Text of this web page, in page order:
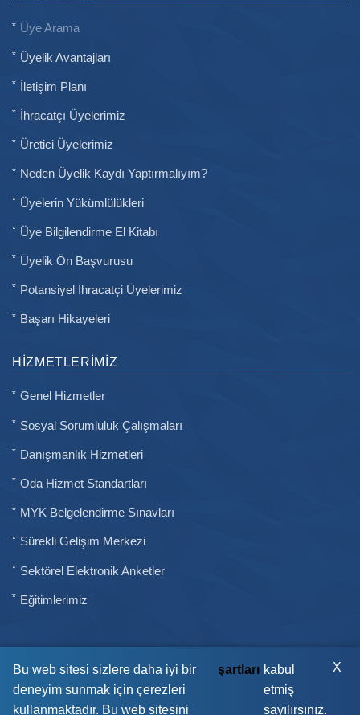
Bu web sitesi sizlere daha iyi bir
deneyim sunmak için çerezleri
kullanmaktadır. Bu web sitesini
şartları kabul
etmiş
sayılırsınız.
X
Üye Arama
Üyelik Avantajları
İletişim Planı
İhracatçı Üyelerimiz
Üretici Üyelerimiz
Neden Üyelik Kaydı Yaptırmalıyım?
Üyelerin Yükümlülükleri
Üye Bilgilendirme El Kitabı
Üyelik Ön Başvurusu
Potansiyel İhracatçi Üyelerimiz
Başarı Hikayeleri
HIZMETLERIMIZ
Genel Hizmetler
Sosyal Sorumluluk Çalışmaları
Danışmanlık Hizmetleri
Oda Hizmet Standartları
MYK Belgelendirme Sınavları
Sürekli Gelişim Merkezi
Sektörel Elektronik Anketler
Eğitimlerimiz